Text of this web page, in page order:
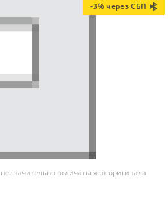
-3% через СБП
отличаться от оригинала